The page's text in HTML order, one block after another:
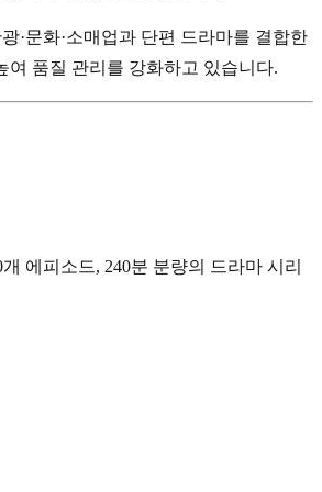
·문화·소매업과 단편 드라마를 결합한
여 품질 관리를 강화하고 있습니다.
에피소드, 240분 분량의 드라마 시리